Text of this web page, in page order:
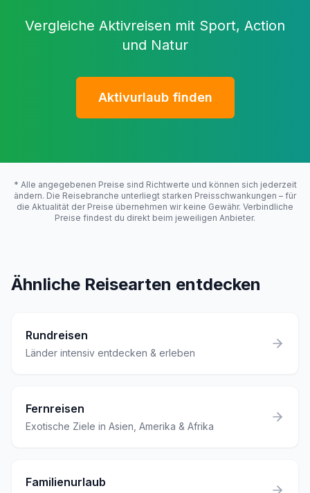
Vergleiche Aktivreisen mit Sport, Action
und Natur
Aktivurlaub finden
* Alle angegebenen Preise sind Richtwerte und können sich jederzeit
ändern. Die Reisebranche unterliegt starken Preisschwankungen – für
die Aktualität der Preise übernehmen wir keine Gewähr. Verbindliche
Preise findest du direkt beim jeweiligen Anbieter.
Ähnliche Reisearten entdecken
Rundreisen
Länder intensiv entdecken & erleben
Fernreisen
Exotische Ziele in Asien, Amerika & Afrika
Familienurlaub